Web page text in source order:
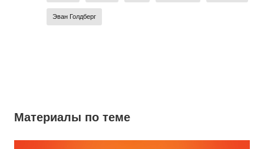
Эван Голдберг
Материалы по теме